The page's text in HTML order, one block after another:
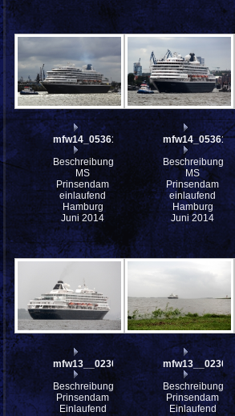
mfw14_053613
Beschreibung:
MS
Prinsendam
einlaufend
Hamburg
Juni 2014
mfw14_053611
Beschreibung:
MS
Prinsendam
einlaufend
Hamburg
Juni 2014
mfw13__023058
Beschreibung:
Prinsendam
Einlaufend
mfw13__023050
Beschreibung:
Prinsendam
Einlaufend